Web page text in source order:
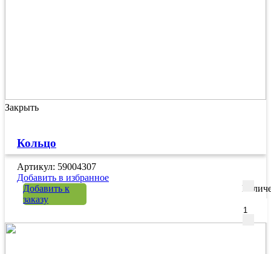
Закрыть
Кольцо
Артикул: 59004307
Добавить в избранное
Добавить к
заказу